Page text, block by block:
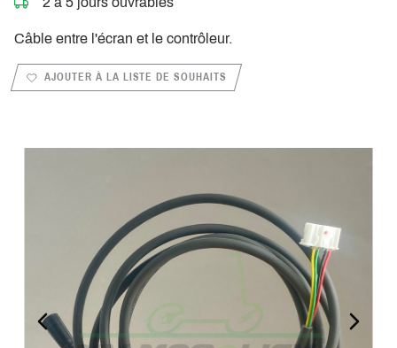
Câble entre l'écran et le contrôleur.
AJOUTER À LA LISTE DE SOUHAITS
PREVIOUS_SLIDE